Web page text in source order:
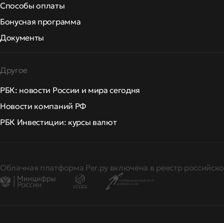
Способы оплаты
Бонусная программа
Документы
Другое
РБК: новости России и мира сегодня
Новости компаний РФ
РБК Инвестиции: курсы валют
Облачная платформа Рег.ру включена в реестр